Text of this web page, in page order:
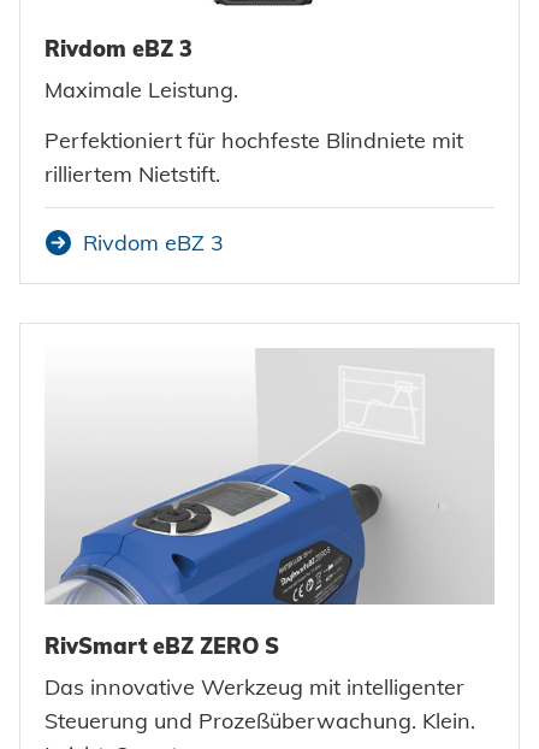
Rivdom eBZ 3
Maximale Leistung.
Perfektioniert für hochfeste Blindniete mit
rilliertem Nietstift.
Rivdom eBZ 3
RivSmart eBZ ZERO S
Das innovative Werkzeug mit intelligenter
Steuerung und Prozeßüberwachung. Klein.